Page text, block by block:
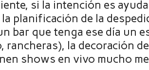
si la intención es
la planificación de la
bar que tenga ese día un
rancheras), la decoración
shows en vivo mucho